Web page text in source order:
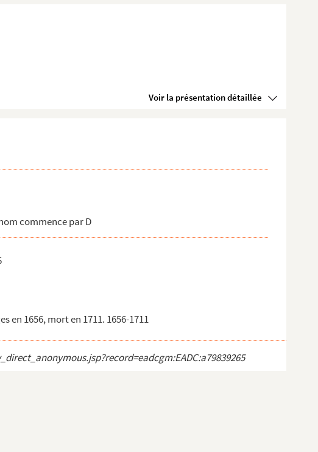
Voir la présentation détaillée
commence par D
en 1656, mort en 1711. 1656-1711